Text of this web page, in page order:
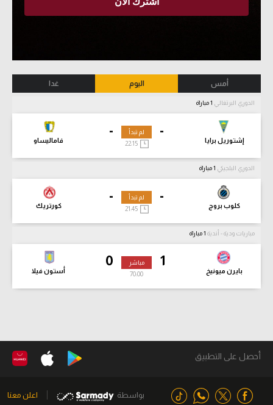
أمس اليوم غدا
الدوري البرتغالي
-
إشتوريل برايا
-
فاماليساو
لم تبدأ
22:15
الدوري البلجيكي
-
كلوب بروج
-
كورتريك
لم تبدأ
21:45
مباريات ودية - أندية
1
بايرن ميونيخ
0
أستون فيلا
مباشر
70:02
أحصل على التطبيق
بواسطة اعلن معنا